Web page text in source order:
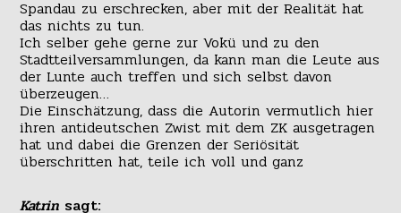
Spandau zu erschrecken, aber mit der Realität hat
das nichts zu tun.
Ich selber gehe gerne zur Vokü und zu den
Stadtteilversammlungen, da kann man die Leute aus
der Lunte auch treffen und sich selbst davon
überzeugen…
Die Einschätzung, dass die Autorin vermutlich hier
ihren antideutschen Zwist mit dem ZK ausgetragen
hat und dabei die Grenzen der Seriösität
überschritten hat, teile ich voll und ganz
Katrin sagt: